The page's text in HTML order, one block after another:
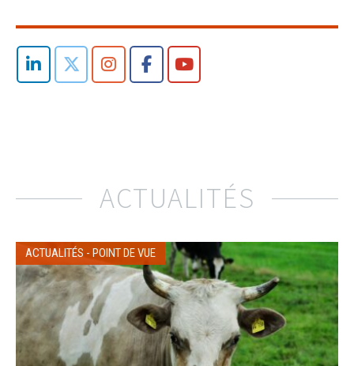
ACTUALITÉS
ACTUALITÉS - POINT DE VUE